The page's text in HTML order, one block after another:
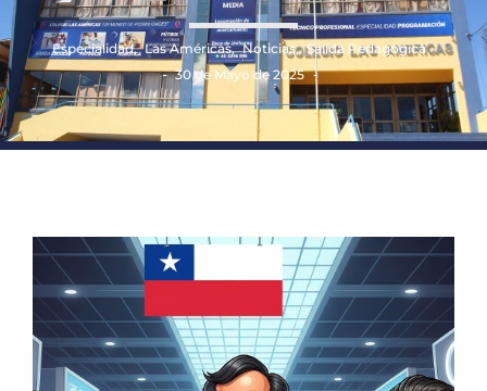
Especialidad, Las Américas, Noticias, Salida Pedagógica
- 30 de Mayo de 2025 -